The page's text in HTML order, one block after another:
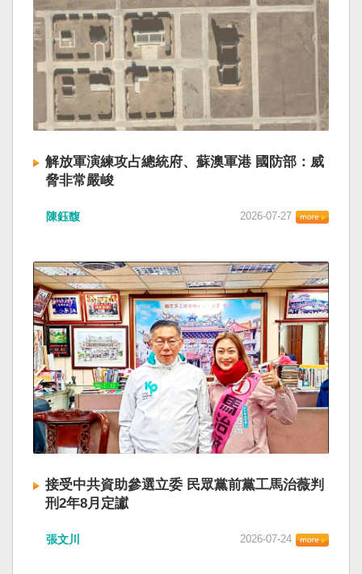
解放軍演練攻占總統府、蘇澳軍港 國防部：威
脅非常嚴峻
陳鈺馥 2026-07-27
接受中共資助參選立委 民眾黨前黨工馬治薇判
刑2年8月定讞
張文川 2026-07-24